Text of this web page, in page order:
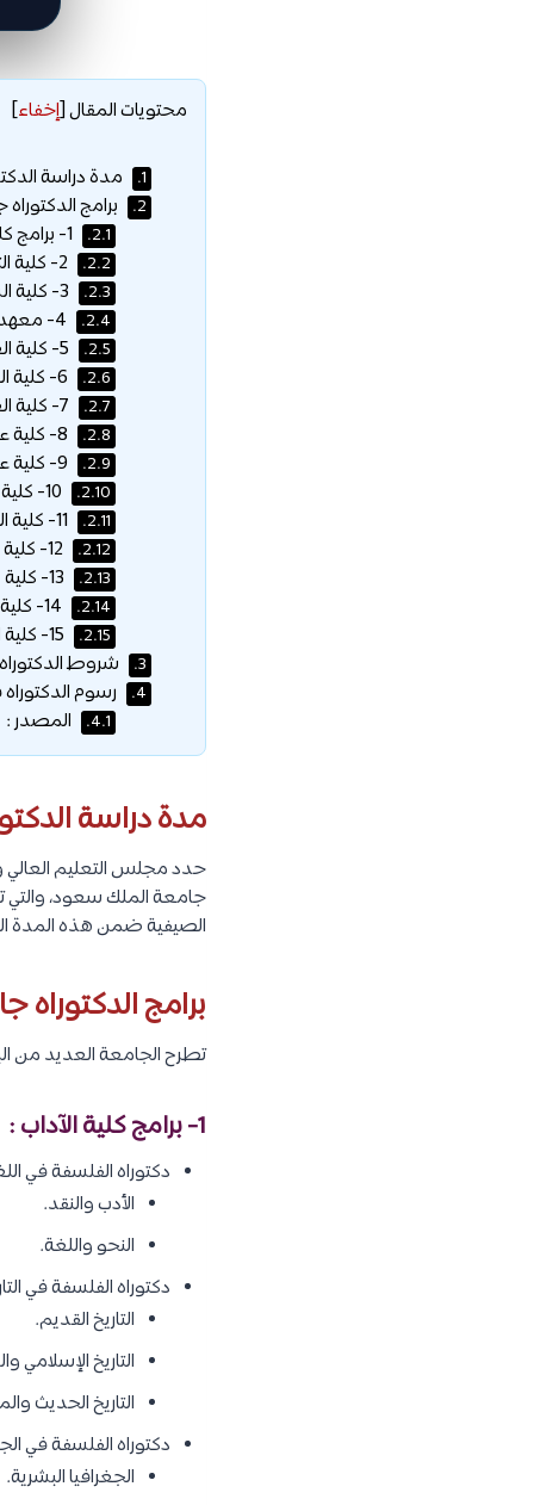
محتويات المقال[إخفاء]
1. مدة دراسة
2. برامج
2.1.
2.2.
2.3.
2.4.
2.5.
2.6.
2.7.
2.8.
2.9.
2.10.
2.11.
2.12.
2.13.
2.14.
2.15.
3. شروط
4. رسوم
4.1. المصدر :
مدة دراسة
حدد مجلس التعليم العالي
الصيفية ضمن هذه المدة
برامج
تطرح الجامعة العديد من
1- برامج كلية الآداب :
دكتوراه الفلسفة في
الأدب والنقد.
النحو واللغة.
دكتوراه الفلسفة في
التاريخ القديم.
التاريخ الإسلامي
التاريخ الحديث
دكتوراه الفلسفة في
الجغرافيا البشرية.